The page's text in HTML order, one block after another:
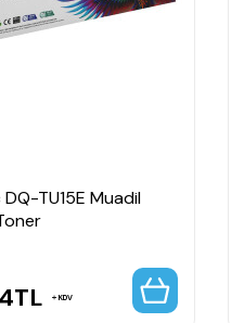
TU15E Muadil
TL KDV